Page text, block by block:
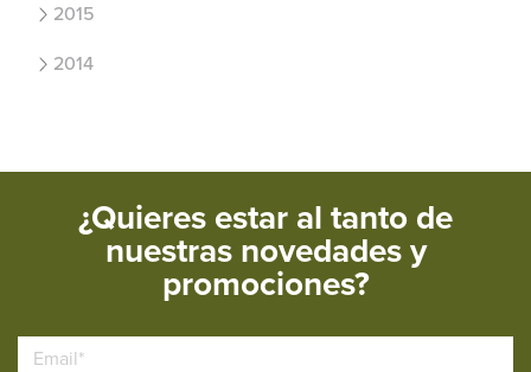
2015
2014
¿Quieres estar al tanto de
nuestras novedades y
promociones?